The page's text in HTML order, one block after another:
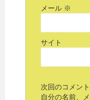
メール ※
サイト
次回のコメン
自分の名前、